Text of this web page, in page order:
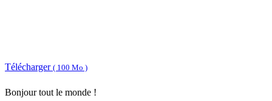
Télécharger ( 100 Mo )
Bonjour tout le monde !